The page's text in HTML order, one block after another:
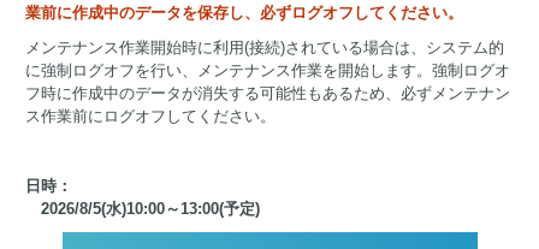
業前に作成中のデータを保存し、必ずログオフしてください。
メンテナンス作業開始時に利用(接続)されている場合は、システム的
に強制ログオフを行い、メンテナンス作業を開始します。強制ログオ
フ時に作成中のデータが消失する可能性もあるため、必ずメンテナン
ス作業前にログオフしてください。
日時：
2026/8/5(水)10:00～13:00(予定)